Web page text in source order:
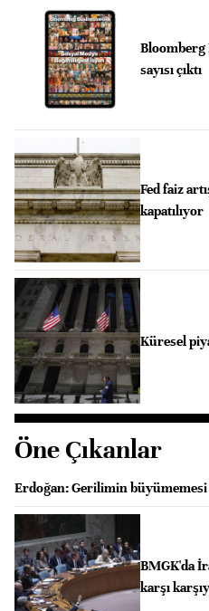
Bloomberg
sayısı çıktı
Fed faiz
kapatılıyor
Küresel
Öne Çıkanlar
Erdoğan: Gerilimin
BMGK'da
karşı